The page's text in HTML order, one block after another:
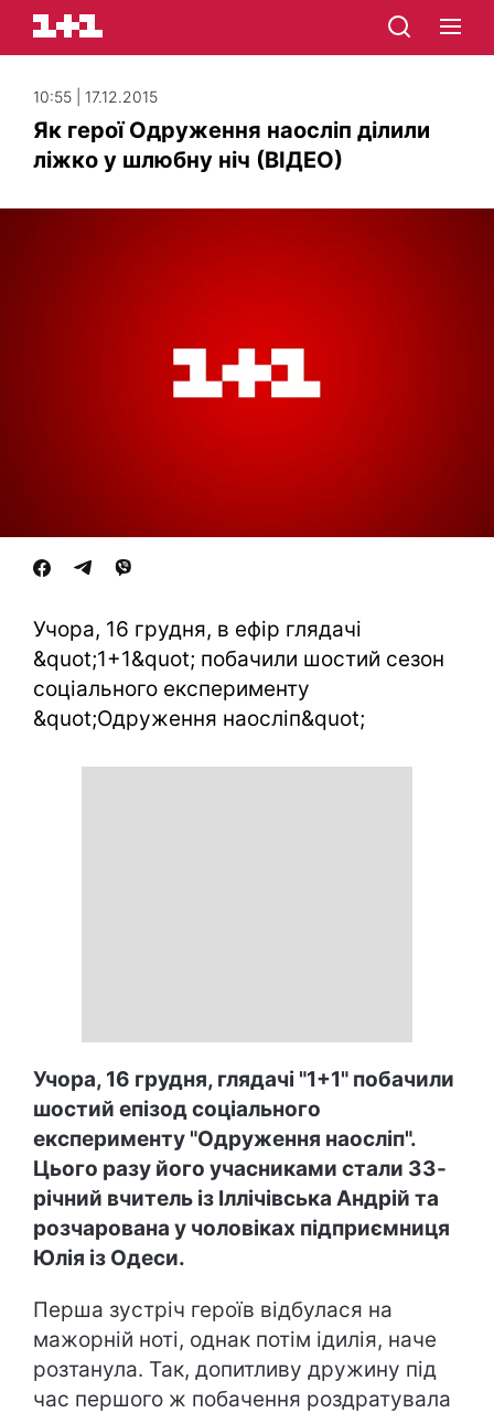
10:55 | 17.12.2015
Як герої Одруження наосліп ділили
ліжко у шлюбну ніч (ВІДЕО)
Учора, 16 грудня, в ефір глядачі
&quot;1+1&quot; побачили шостий сезон
соціального експерименту
&quot;Одруження наосліп&quot;
Учора, 16 грудня, глядачі "1+1" побачили
шостий епізод соціального
експерименту "Одруження наосліп".
Цього разу його учасниками стали 33-
річний вчитель із Іллічівська Андрій та
розчарована у чоловіках підприємниця
Юлія із Одеси.
Перша зустріч героїв відбулася на
мажорній ноті, однак потім ідилія, наче
розтанула. Так, допитливу дружину під
час першого ж побачення роздратувала